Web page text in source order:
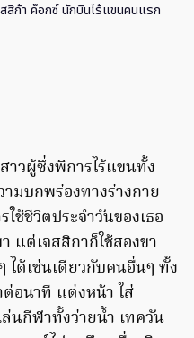
สิก้า ค็อกซ์ นักบินไร้แขนคนแรก
วผู้ซึ่งพิการไร้แขนทั้ง
มบกพร่องทางร่างกาย
ใช้ชีวิตประจำวันของเธอ
แต่เจสสิกาก็ใช้สองขา
ได้เช่นเดียวกับคนอื่นๆ ทั้ง
อนาที แต่งหน้า ใส่
นกีฬาทั้งว่ายน้ำ เทควัน